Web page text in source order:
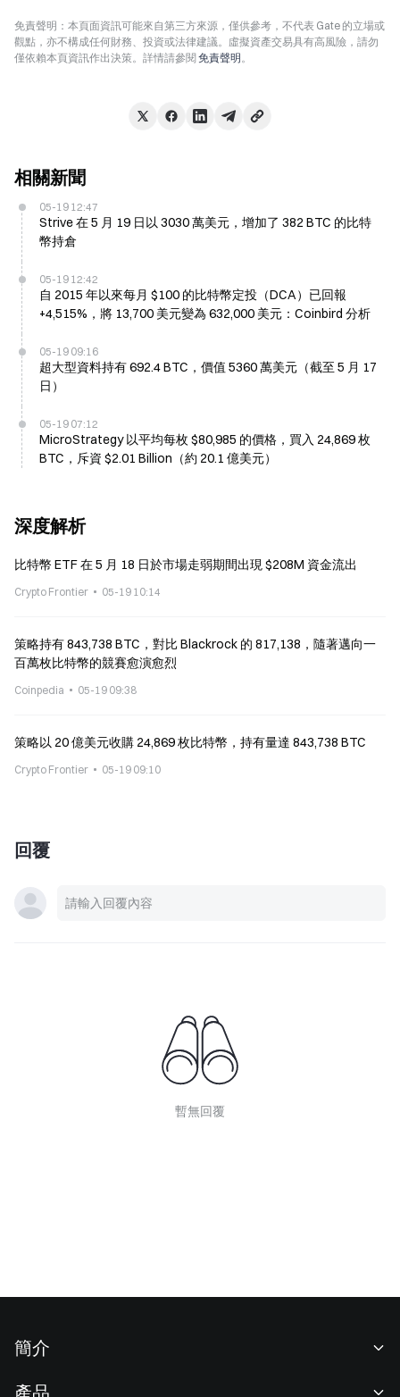
免責聲明：本頁面資訊可能來自第三方來源，僅供參考，不代表 Gate 的立場或
觀點，亦不構成任何財務、投資或法律建議。虛擬資產交易具有高風險，請勿
僅依賴本頁資訊作出決策。詳情請參閱 免責聲明。
相關新聞
05-19 12:47
Strive 在 5 月 19 日以 3030 萬美元，增加了 382 BTC 的比特
幣持倉
05-19 12:42
自 2015 年以來每月 $100 的比特幣定投（DCA）已回報
+4,515%，將 13,700 美元變為 632,000 美元：Coinbird 分析
05-19 09:16
超大型資料持有 692.4 BTC，價值 5360 萬美元（截至 5 月 17
日）
05-19 07:12
MicroStrategy 以平均每枚 $80,985 的價格，買入 24,869 枚
BTC，斥資 $2.01 Billion（約 20.1 億美元）
深度解析
比特幣 ETF 在 5 月 18 日於市場走弱期間出現 $208M 資金流出
Crypto Frontier 05-19 10:14
策略持有 843,738 BTC，對比 Blackrock 的 817,138，隨著邁向一
百萬枚比特幣的競賽愈演愈烈
Coinpedia 05-19 09:38
策略以 20 億美元收購 24,869 枚比特幣，持有量達 843,738 BTC
Crypto Frontier 05-19 09:10
回覆
暫無回覆
簡介
產品